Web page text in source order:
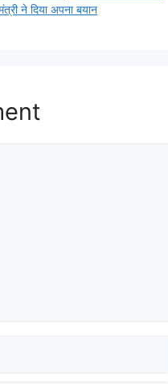
ने दिया अपना बयान